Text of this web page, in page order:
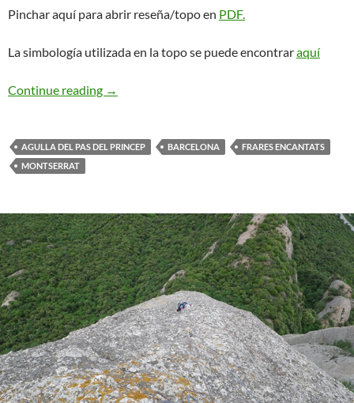
Pinchar aquí para abrir reseña/topo en PDF.
La simbología utilizada en la topo se puede encontraraquí
Continue reading GEDE. Agulla del Pas del Princep
→
AGULLA DEL PAS DEL PRINCEP BARCELONA
FRARES ENCANTATS
MONTSERRAT